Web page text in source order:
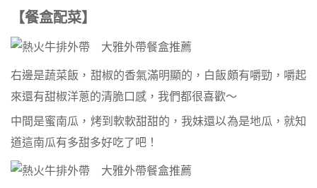
【餐盒配菜】
右邊是蔬菜飯，甜椒的香氣滿明顯的，白飯頗有嚼勁，嚼起
來還有甜椒洋蔥的清脆口感，我們都很喜歡～
中間是蜜南瓜，烤到軟軟甜甜的，我妹還以為是地瓜，就知
道這南瓜有多甜多好吃了吧！